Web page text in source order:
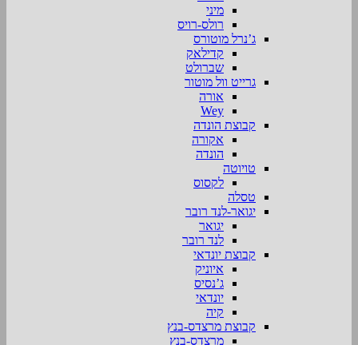
מיני
רולס-רויס
ג’נרל מוטורס
קדילאק
שברולט
גרייט וול מוטור
אורה
Wey
קבוצת הונדה
אקורה
הונדה
טויוטה
לקסוס
טסלה
יגואר-לנד רובר
יגואר
לנד רובר
קבוצת יונדאי
איוניק
ג’נסיס
יונדאי
קיה
קבוצת מרצדס-בנץ
מרצדס-בנץ